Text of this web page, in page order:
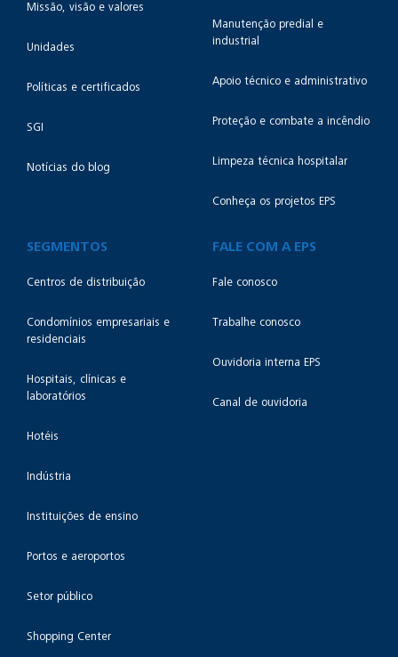
Missão, visão e valores
Unidades
Políticas e certificados
SGI
Notícias do blog
Manutenção predial e
industrial
Apoio técnico e administrativo
Proteção e combate a incêndio
Limpeza técnica hospitalar
Conheça os projetos EPS
SEGMENTOS
Centros de distribuição
Condomínios empresariais e
residenciais
Hospitais, clínicas e
laboratórios
Hotéis
Indústria
Instituições de ensino
Portos e aeroportos
Setor público
Shopping Center
FALE COM A EPS
Fale conosco
Trabalhe conosco
Ouvidoria interna EPS
Canal de ouvidoria